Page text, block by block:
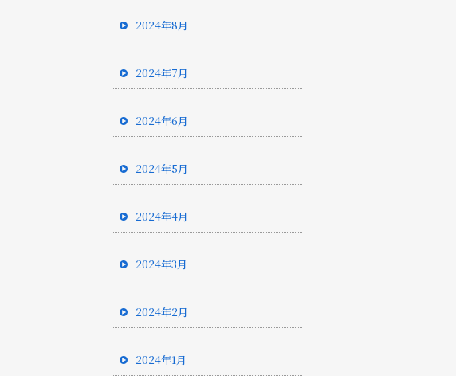
2024年8月
2024年7月
2024年6月
2024年5月
2024年4月
2024年3月
2024年2月
2024年1月